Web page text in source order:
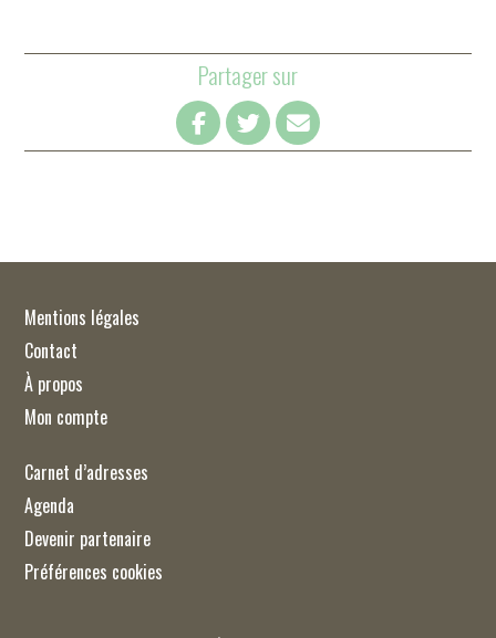
Partager sur
Mentions légales
Contact
À propos
Mon compte
Carnet d’adresses
Agenda
Devenir partenaire
Préférences cookies